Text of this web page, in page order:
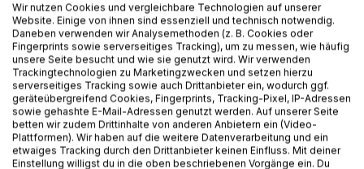
Auf die Merkliste
Titel bewerten
BESCHREIBUNG
Wir nutzen Cookies und vergleichbare Technologien auf unserer
Website. Einige von ihnen sind essenziell und technisch notwendig.
Daneben verwenden wir Analysemethoden (z. B. Cookies oder
Fingerprints sowie serverseitiges Tracking), um zu messen, wie häufig
unsere Seite besucht und wie sie genutzt wird. Wir verwenden
Trackingtechnologien zu Marketingzwecken und setzen hierzu
serverseitiges Tracking sowie auch Drittanbieter ein, wodurch ggf.
geräteübergreifend Cookies, Fingerprints, Tracking-Pixel, IP-Adressen
sowie gehashte E-Mail-Adressen genutzt werden. Auf unserer Seite
betten wir zudem Drittinhalte von anderen Anbietern ein (Video-
Plattformen). Wir haben auf die weitere Datenverarbeitung und ein
etwaiges Tracking durch den Drittanbieter keinen Einfluss. Mit deiner
Einstellung willigst du in die oben beschriebenen Vorgänge ein. Du